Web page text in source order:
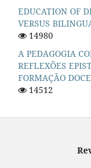
EDUCATION OF
VERSUS
14980
A PEDAGOGIA
REFLEXÕES
FORMAÇÃO
14512